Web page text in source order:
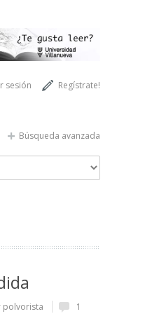
Regístrate!
sesión
Búsqueda avanzada
polvorista
1